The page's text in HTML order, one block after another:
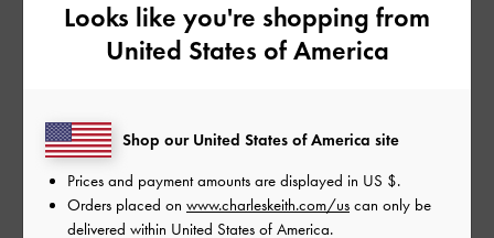
샬롯 백 샬롯 백
Looks like you're shopping from
United States of America
Shop our United States of America site
Prices and payment amounts are displayed in US $.
Orders placed on www.charleskeith.com/us can only be
delivered within United States of America.